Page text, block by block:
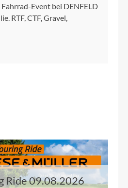
Event bei DENFELD
RTF, CTF, Gravel,
Ride 09.08.2026